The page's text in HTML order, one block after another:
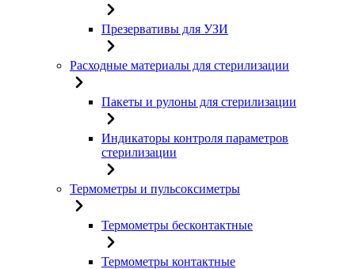
Презервативы для УЗИ
Расходные материалы для стерилизации
Пакеты и рулоны для стерилизации
Индикаторы контроля параметров
стерилизации
Термометры и пульсоксиметры
Термометры бесконтактные
Термометры контактные